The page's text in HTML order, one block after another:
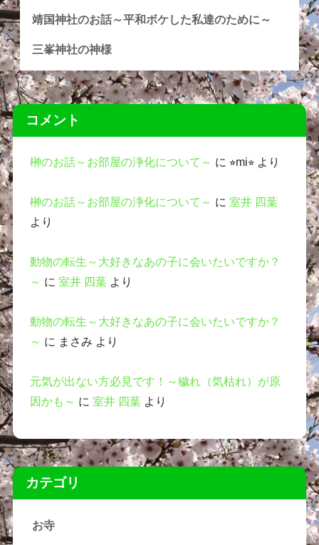
靖国神社のお話～平和ボケした私達のために～
三峯神社の神様
コメント
榊のお話～お部屋の浄化について～ に ⭐︎mi⭐︎より
榊のお話～お部屋の浄化について～ に 室井 四葉
より
動物の転生～大好きなあの子に会いたいですか？
～ に 室井 四葉より
動物の転生～大好きなあの子に会いたいですか？
～ に まさみ より
元気が出ない方必見です！～穢れ（気枯れ）が原
因かも～ に 室井 四葉より
カテゴリ
お寺